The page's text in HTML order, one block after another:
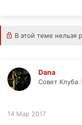
В этой теме нельзя
Dana
Совет Клуба
14 Мар 2017